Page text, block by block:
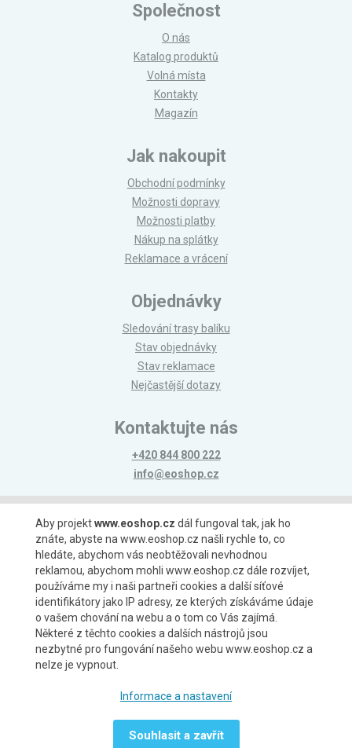
Společnost
O nás
Katalog produktů
Volná místa
Kontakty
Magazín
Jak nakoupit
Obchodní podmínky
Možnosti dopravy
Možnosti platby
Nákup na splátky
Reklamace a vrácení
Objednávky
Sledování trasy balíku
Stav objednávky
Stav reklamace
Nejčastější dotazy
Kontaktujte nás
+420 844 800 222
info@eoshop.cz
Možnosti platby
Možnosti dopravy
Aby projektwww.eoshop.cz dál fungoval tak, jak ho
znáte, abyste na www.eoshop.cz našli rychle to, co
hledáte, abychom vás neobtěžovali nevhodnou
reklamou, abychom mohli www.eoshop.cz dále rozvíjet,
používáme my i naši partneři cookies a další síťové
identifikátory jako IP adresy, ze kterých získáváme údaje
o vašem chování na webu a o tom co Vás zajímá.
Některé z těchto cookies a dalších nástrojů jsou
nezbytné pro fungování našeho webu www.eoshop.cz a
nelze je vypnout.
Informace a nastavení
Souhlasit a zavřít